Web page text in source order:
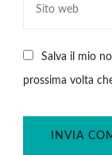
Salva il mio
prossima volta